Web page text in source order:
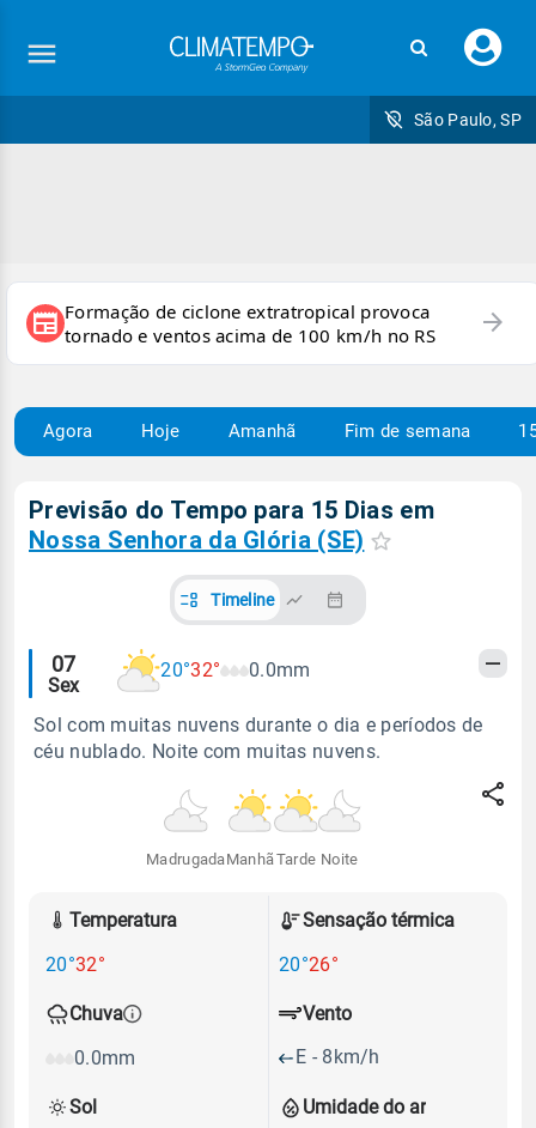
seu
São Paulo, SP
newspaper Formação de ciclone extratropical provoca
tornado e ventos acima de 100 km/h no RS
arrow_forward
Agora Hoje Amanhã Fim de semana
Previsão do Tempo para 15 Dias em
Nossa Senhora da Glória (SE)
Timeline
Alertas
meteorológicos
07
Sex
20°32° 0.0mm
Sol com muitas nuvens durante o dia e períodos de
céu nublado. Noite com muitas nuvens.
Madrugada Manhã Tarde Noite
Temperatura
20°32°
Sensação térmica
20°26°
Chuva
0.0mm
Umidade do ar
Vento
E - 8km/h
Sol